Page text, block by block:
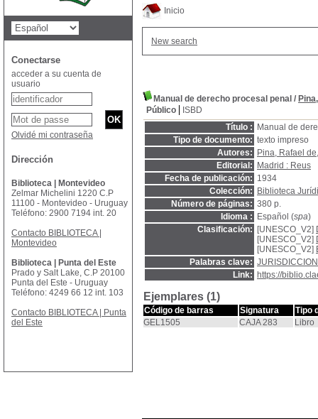
Inicio
New search
Manual de derecho procesal penal /
Público
ISBD
Título :
Manual de
Tipo de documento: texto impreso
Autores:
Pina, Rafael de
Editorial:
Madrid : Reus
Fecha de publicación: 1934
Colección:
Biblioteca
Número de páginas: 380 p.
Idioma :
Español (spa)
Clasificación:
[UNESCO_V2]
[UNESCO_V2]
[UNESCO_V2]
Palabras clave: JURISDICCION
Link:
https://
Ejemplares (1)
Código de barras Signatura
Tipo
GEL1505
CAJA 283 Libro
Conectarse
acceder a su cuenta de
usuario
Olvidé mi contraseña
Dirección
Biblioteca | Montevideo
Zelmar Michelini 1220 C.P
11100 - Montevideo - Uruguay
Teléfono: 2900 7194 int. 20
Contacto BIBLIOTECA |
Montevideo
Biblioteca | Punta del Este
Prado y Salt Lake, C.P 20100
Punta del Este - Uruguay
Teléfono: 4249 66 12 int. 103
Contacto BIBLIOTECA | Punta
del Este